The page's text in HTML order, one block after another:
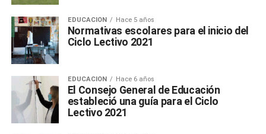
EDUCACIÓN Hace 5 años
Normativas escolares para el inicio del
Ciclo Lectivo 2021
EDUCACIÓN Hace 6 años
El Consejo General de Educación
estableció una guía para el Ciclo
Lectivo 2021